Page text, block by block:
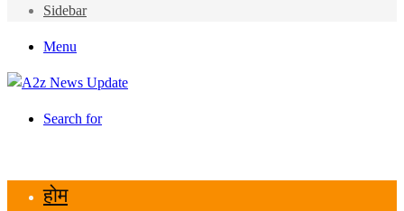
Sidebar
Menu
Search for
होम